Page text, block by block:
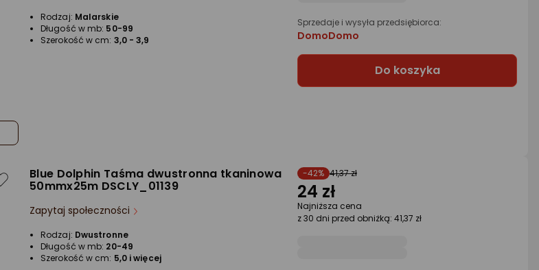
Rodzaj: Malarskie
Długość w mb: 50-99
Szerokość w cm: 3,0 - 3,9
Sprzedaje i wysyła przedsiębiorca:
DomoDomo
Do koszyka
Blue Dolphin Taśma dwustronna tkaninowa
50mmx25m DSCLY_01139
Zapytaj społeczności
Rodzaj: Dwustronne
Długość w mb: 20-49
Szerokość w cm: 5,0 i więcej
-42% 41,37 zł
24 zł
Najniższa cena
z 30 dni przed obniżką: 41,37 zł